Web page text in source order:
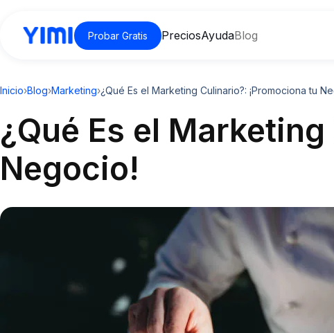
Probar Gratis PreciosAyudaBlog
Inicio›Blog›Marketing›¿Qué Es el Marketing Culinario?: ¡Promociona tu
¿Qué Es el
Negocio!